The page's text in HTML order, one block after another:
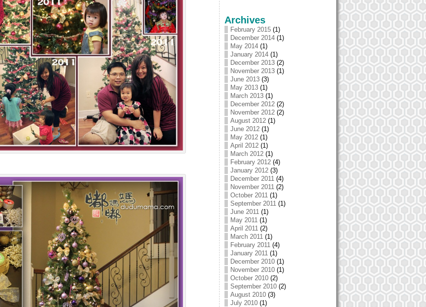
Archives
February 2015(1)
December 2014(1)
May 2014(1)
January 2014(1)
December 2013(2)
November 2013(1)
June 2013(3)
May 2013(1)
March 2013(1)
December 2012(2)
November 2012(2)
August 2012(1)
June 2012(1)
May 2012(1)
April 2012(1)
March 2012(1)
February 2012(4)
January 2012(3)
December 2011(4)
November 2011(2)
October 2011(1)
September 2011(1)
June 2011(1)
May 2011(1)
April 2011(2)
March 2011(1)
February 2011(4)
January 2011(1)
December 2010(1)
November 2010(1)
October 2010(2)
September 2010(2)
August 2010(3)
July 2010(1)